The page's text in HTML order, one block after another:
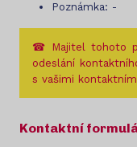
Poznámka: -
☎ Majitel tohoto
odeslání
s vašimi
Kontaktní